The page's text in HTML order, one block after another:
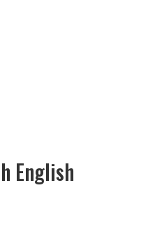
English